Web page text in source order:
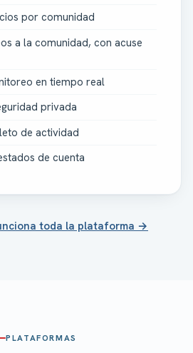
por comunidad
a la comunidad, con acuse
en tiempo real
privada
de actividad
de cuenta
toda la plataforma →
PLATAFORMAS